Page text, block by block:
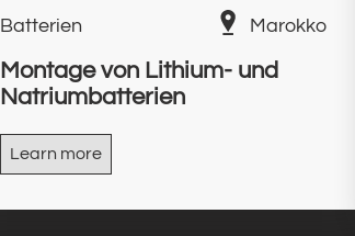
Batterien Marokko
Montage von Lithium- und
Natriumbatterien
Learn more